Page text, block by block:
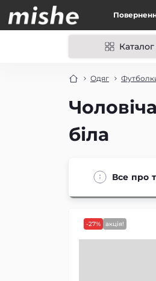
Каталог
Одяг
біла
Все про
-27% акція!